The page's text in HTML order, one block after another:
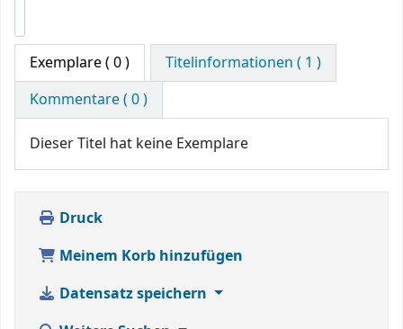
Exemplare( 0 )
Titelinformationen ( 1 )
Kommentare ( 0 )
Dieser Titel hat keine Exemplare
Druck
Meinem Korb hinzufügen
Datensatz speichern